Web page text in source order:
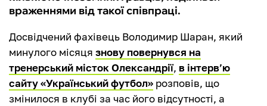
враженнями від такої співпраці.
Досвідчений фахівець Володимир Шаран, який
минулого місяця знову повернувся на
тренерський місток Олександрії, в інтерв’ю
сайту «Український футбол» розповів, що
змінилося в клубі за час його відсутності, а